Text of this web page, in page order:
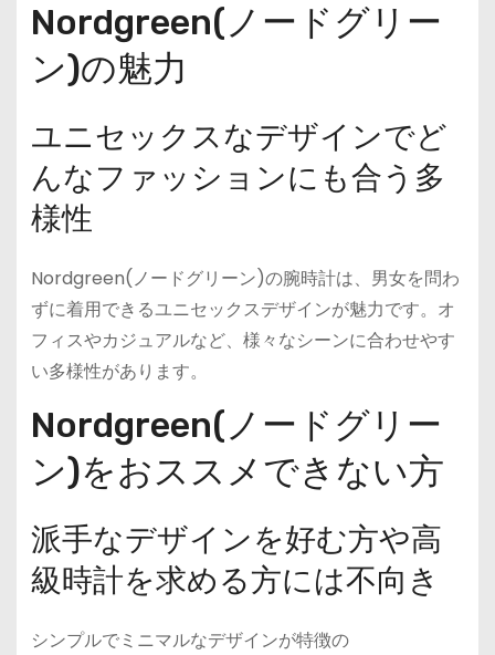
Nordgreen(ノードグリー
ン)の魅力
ユニセックスなデザインでど
んなファッションにも合う多
様性
Nordgreen(ノードグリーン)の腕時計は、男女を問わ
ずに着用できるユニセックスデザインが魅力です。オ
フィスやカジュアルなど、様々なシーンに合わせやす
い多様性があります。
Nordgreen(ノードグリー
ン)をおススメできない方
派手なデザインを好む方や高
級時計を求める方には不向き
シンプルでミニマルなデザインが特徴の